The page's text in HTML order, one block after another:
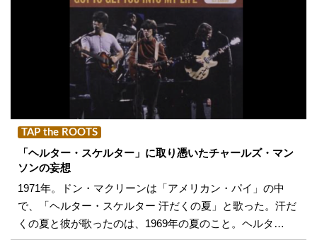
TAP the ROOTS
「ヘルター・スケルター」に取り憑いたチャールズ・マン
ソンの妄想
1971年。ドン・マクリーンは「アメリカン・パイ」の中
で、「ヘルター・スケルター 汗だくの夏」と歌った。汗だ
くの夏と彼が歌ったのは、1969年の夏のこと。ヘルタ…